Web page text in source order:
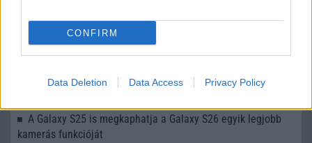
CONFIRM
Data Deletion Data Access Privacy Policy
észrevétlenül könnyíti meg a mindennapokat
Ez a rejtett Samsung funkció teljesen megváltoztatja a
A Galaxy S25 is megkaphatja a Galaxy S26 egyik legjobb
kamerás funkcióját